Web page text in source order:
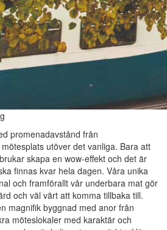
promenadavstånd från
utöver det vanliga. Bara att
skapa en wow-effekt och det är
finnas kvar hela dagen. Våra unika
och framförallt vår underbara mat gör
och väl värt att komma tillbaka till.
magnifik byggnad med anor från
möteslokaler med karaktär och